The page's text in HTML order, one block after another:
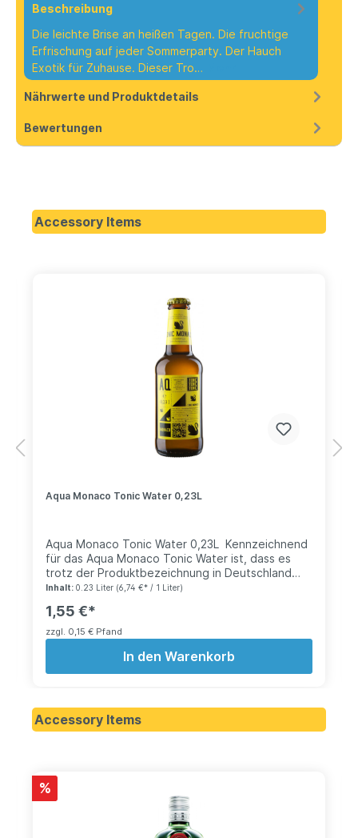
Beschreibung
Die leichte Brise an heißen Tagen. Die fruchtige
Erfrischung auf jeder Sommerparty. Der Hauch
Exotik für Zuhause. Dieser Tro…
Nährwerte und Produktdetails
Bewertungen
Accessory Items
Aqua Monaco Tonic Water 0,23L
Aqua Monaco Tonic Water 0,23L Kennzeichnend
für das Aqua Monaco Tonic Water ist, dass es
trotz der Produktbezeichnung in Deutschland
hergestellt wird. Die in München ansässige Firma
das so viele Fans bei Barkeepern besitzt. Das
herrlich vielseitig einsetzbare Tonic Water basiert
auf möglichst wenig Zucker und natürlichen
Zutaten. Wer sich noch mehr Spritzigkeit und
säuerliche, feinherbe Frische erhofft, der sollte
Inhalt: 0.23 Liter (6,74 €* / 1 Liter)
1,55 €*
zzgl. 0,15 € Pfand
In den Warenkorb
Accessory Items
%